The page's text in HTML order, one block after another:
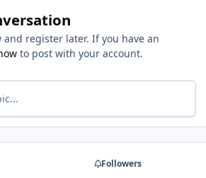
and register later. If you have an
to post with your account.
Followers